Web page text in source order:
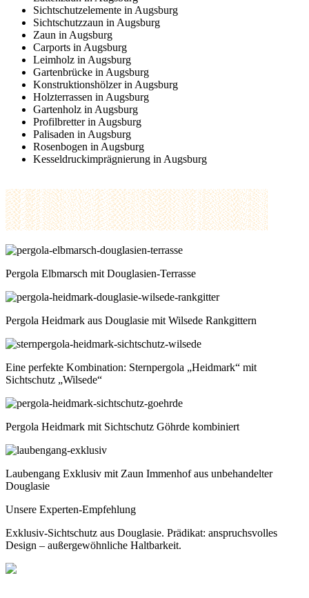
Sichtschutzelemente in Augsburg
Sichtschutzzaun in Augsburg
Zaun in Augsburg
Carports in Augsburg
Leimholz in Augsburg
Gartenbrücke in Augsburg
Konstruktionshölzer in Augsburg
Holzterrassen in Augsburg
Gartenholz in Augsburg
Profilbretter in Augsburg
Palisaden in Augsburg
Rosenbogen in Augsburg
Kesseldruckimprägnierung in Augsburg
Pergola Elbmarsch mit Douglasien-Terrasse
Pergola Heidmark aus Douglasie mit Wilsede Rankgittern
Eine perfekte Kombination: Sternpergola „Heidmark“ mit
Sichtschutz „Wilsede“
Pergola Heidmark mit Sichtschutz Göhrde kombiniert
Laubengang Exklusiv mit Zaun Immenhof aus unbehandelter
Douglasie
Unsere Experten-Empfehlung
Exklusiv-Sichtschutz aus Douglasie. Prädikat: anspruchsvolles
Design – außergewöhnliche Haltbarkeit.